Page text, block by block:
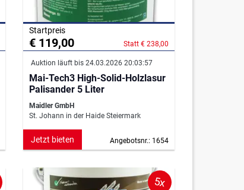
Startpreis
€ 119,00 Statt € 238,00
Auktion läuft bis 24.03.2026 20:03:57
Mai-Tech3 High-Solid-Holzlasur
Palisander 5 Liter
Maidler GmbH
St. Johann in der Haide Steiermark
Angebotsnr.: 1654
Jetzt bieten
5x